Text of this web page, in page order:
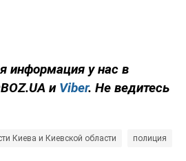
информация у нас в
и Viber. Не ведитесь
Киева и Киевской области полиция